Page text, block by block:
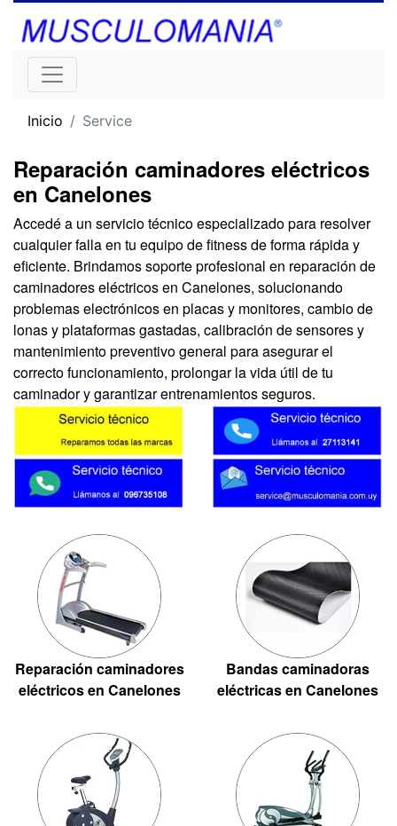
Inicio Service
Reparación caminadores eléctricos
en Canelones
Accedé a un servicio técnico especializado para resolver
cualquier falla en tu equipo de fitness de forma rápida y
eficiente. Brindamos soporte profesional en reparación de
caminadores eléctricos en Canelones, solucionando
problemas electrónicos en placas y monitores, cambio de
lonas y plataformas gastadas, calibración de sensores y
mantenimiento preventivo general para asegurar el
correcto funcionamiento, prolongar la vida útil de tu
caminador y garantizar entrenamientos seguros.
Reparación caminadores
eléctricos en Canelones
Bandas caminadoras
eléctricas en Canelones